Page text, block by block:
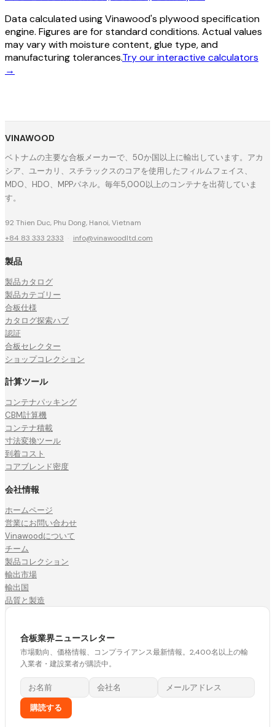
Data calculated using Vinawood's plywood specification
engine. Figures are for standard conditions. Actual values
may vary with moisture content, glue type, and
manufacturing tolerances.Try our interactive calculators
→
VINAWOOD
ベトナムの主要な合板メーカーで、50か国以上に輸出しています。アカ
シア、ユーカリ、スチラックスのコアを使用したフィルムフェイス、
MDO、HDO、MPPパネル。毎年5,000以上のコンテナを出荷していま
す。
92 Thien Duc, Phu Dong, Hanoi, Vietnam
+84 83 333 2333 · info@vinawoodltd.com
製品
製品カタログ
製品カテゴリー
合板仕様
カタログ探索ハブ
認証
合板セレクター
ショップコレクション
計算ツール
コンテナパッキング
CBM計算機
コンテナ積載
寸法変換ツール
到着コスト
コアブレンド密度
会社情報
ホームページ
営業にお問い合わせ
Vinawoodについて
チーム
製品コレクション
輸出市場
輸出国
品質と製造
合板業界ニュースレター
市場動向、価格情報、コンプライアンス最新情報。2,400名以上の輸
入業者・建設業者が購読中。
購読する